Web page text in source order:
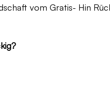
vom Gratis- Hin